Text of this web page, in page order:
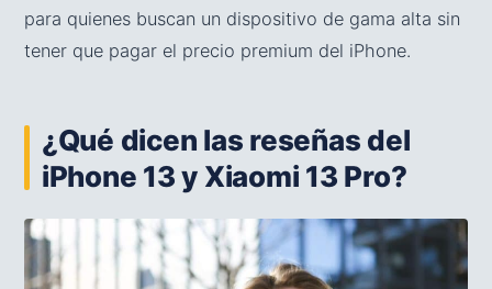
para quienes buscan un dispositivo de gama alta sin
tener que pagar el precio premium del iPhone.
¿Qué dicen las reseñas del
iPhone 13 y Xiaomi 13 Pro?